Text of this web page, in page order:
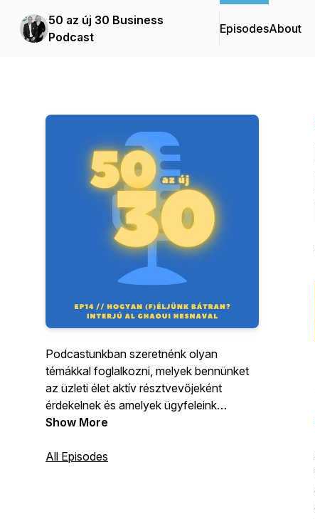
50 az új 30 Business
Podcast
EpisodesAbout
Podcastunkban szeretnénk olyan
témákkal foglalkozni, melyek bennünket
az üzleti élet aktív résztvevőjeként
érdekelnek és amelyek ügyfeleink
mindennapjait segítik, támogatják. Főbb
menedzsment,- változás menedzsment-
Show More
All Episodes